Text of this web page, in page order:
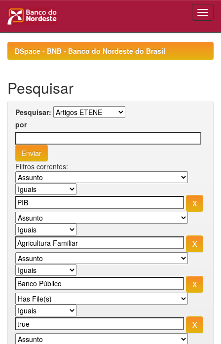
navigationDSpace - BNB - Banco do Nordeste do Brasil
Pesquisar
Pesquisar:
por
Filtros correntes: